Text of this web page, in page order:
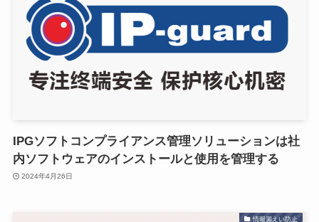
IPGソフトコンプライアンス管理ソリューションは社
内ソフトウェアのインストールと使用を管理する
2024年4月26日
情報漏えい防止